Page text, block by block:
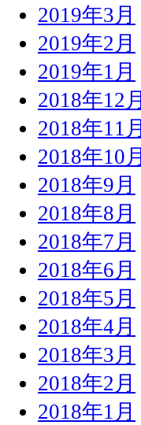
2019年3月
2019年2月
2019年1月
2018年12月
2018年11月
2018年10月
2018年9月
2018年8月
2018年7月
2018年6月
2018年5月
2018年4月
2018年3月
2018年2月
2018年1月